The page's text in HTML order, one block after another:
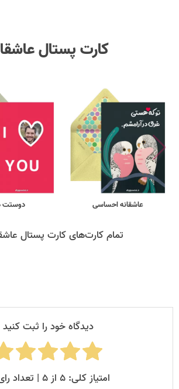
کارت پستال
عاشقانه احساسی دوستت
تمام کارت‌های کارت پستال
دیدگاه خود را ثبت کنید
امتیاز کلی: ۵ از ۵ | تعداد رای: ۷